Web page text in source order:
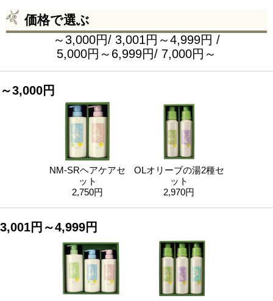
価格で選ぶ
～3,000円/ 3,001円～4,999円 /
5,000円～6,999円/ 7,000円～
～3,000円
NM-SRヘアケアセ
ット
2,750円
OLオリーブの湯2種セ
ット
2,970円
3,001円～4,999円